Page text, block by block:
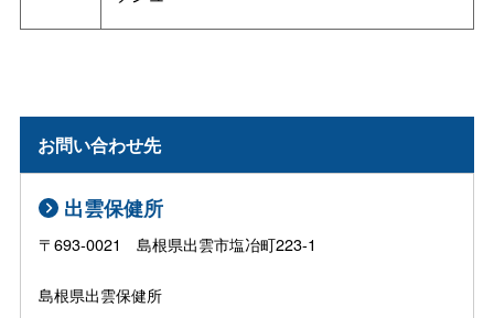
お問い合わせ先
出雲保健所
〒693-0021 島根県出雲市塩冶町223-1
島根県出雲保健所